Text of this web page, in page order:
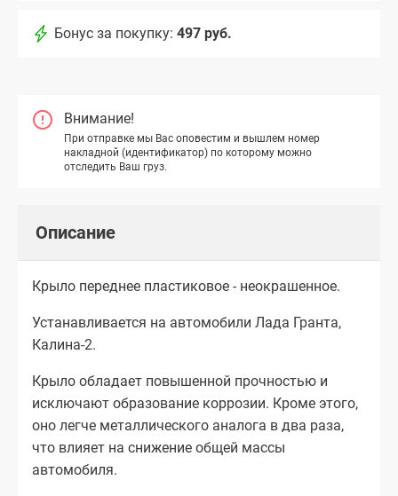
Бонус за покупку: 497 руб.
Внимание!
При отправке мы Вас оповестим и вышлем номер
накладной (идентификатор) по которому можно
отследить Ваш груз.
Описание
Крыло переднее пластиковое - неокрашенное.
Устанавливается на автомобили Лада Гранта,
Калина-2.
Крыло обладает повышенной прочностью и
исключают образование коррозии. Кроме этого,
оно легче металлического аналога в два раза,
что влияет на снижение общей массы
автомобиля.